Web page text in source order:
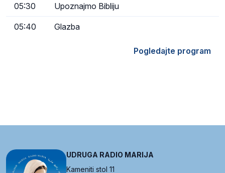
05:30 Upoznajmo Bibliju
05:40 Glazba
Pogledajte program
UDRUGA RADIO MARIJA
Kameniti stol 11